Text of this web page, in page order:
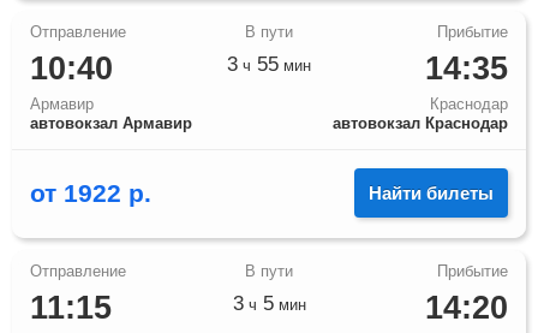
10:40
Армавир
автовокзал Армавир
14:35
Краснодар
автовокзал Краснодар
3 ч 55 мин
от 1922 р. Найти билеты
11:15 14:20
3ч 5мин